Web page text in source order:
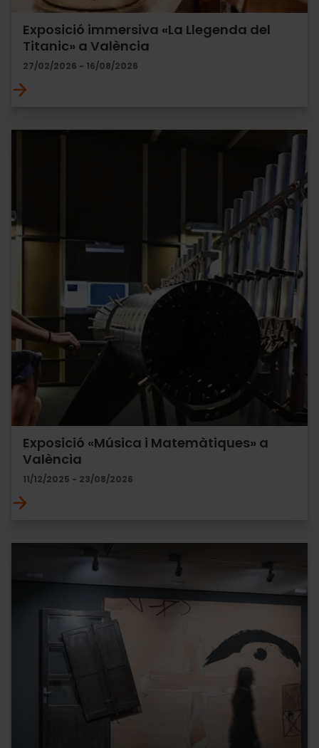
Exposició immersiva «La Llegenda del
Titanic» a València
27/02/2026 - 16/08/2026
Exposició «Música i Matemàtiques» a
València
11/12/2025 - 23/08/2026